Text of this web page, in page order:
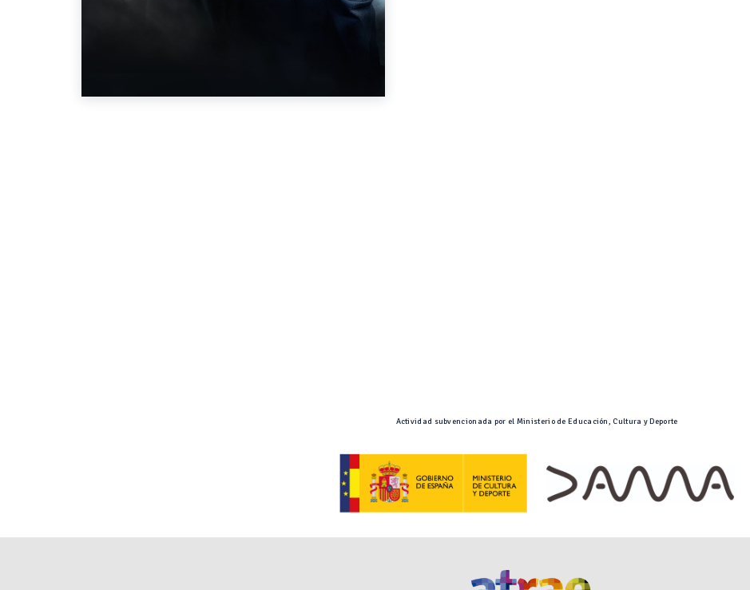
Actividad subvencionada por el Ministerio de Educación, Cultura y Deporte